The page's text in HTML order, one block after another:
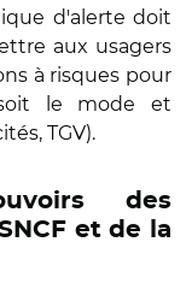
d'alerte doit
aux usagers
à risques pour
le mode et
TGV).
des
et de la